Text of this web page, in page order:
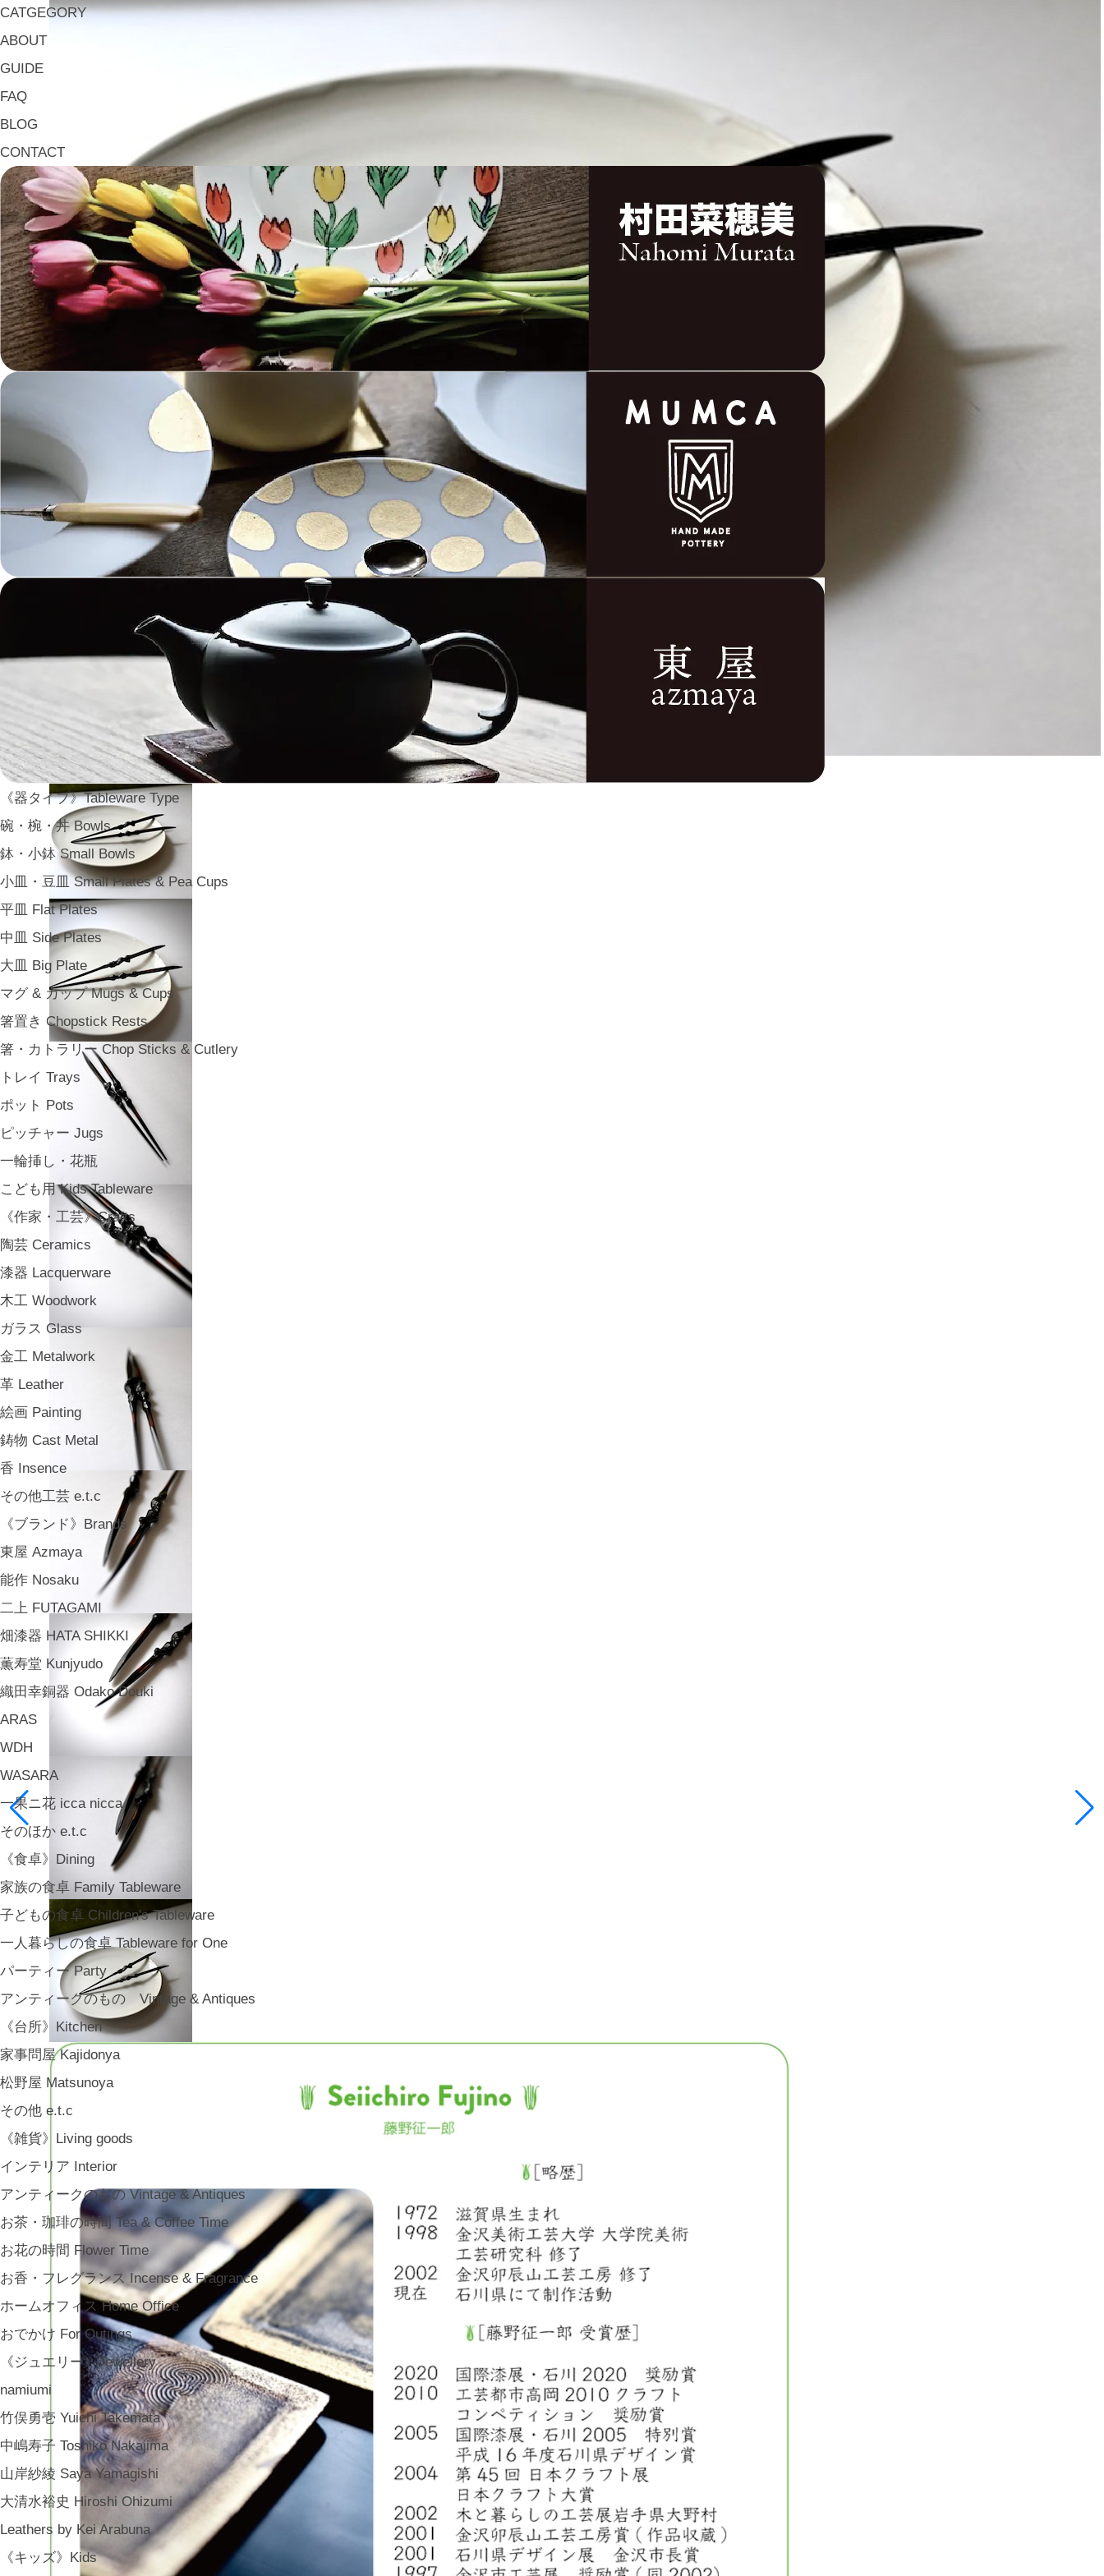
CATGEGORY
ABOUT
GUIDE
FAQ
BLOG
CONTACT
《器タイプ》Tableware Type
碗・椀・丼 Bowls
鉢・小鉢 Small Bowls
小皿・豆皿 Small Plates & Pea Cups
平皿 Flat Plates
中皿 Side Plates
大皿 Big Plate
マグ & カップ Mugs & Cups
箸置き Chopstick Rests
箸・カトラリー Chop Sticks & Cutlery
トレイ Trays
ポット Pots
ピッチャー Jugs
一輪挿し・花瓶
こども用 Kids Tableware
《作家・工芸》Crafts
陶芸 Ceramics
漆器 Lacquerware
木工 Woodwork
ガラス Glass
金工 Metalwork
革 Leather
絵画 Painting
鋳物 Cast Metal
香 Insence
その他工芸 e.t.c
《ブランド》Brands
東屋 Azmaya
能作 Nosaku
二上 FUTAGAMI
畑漆器 HATA SHIKKI
薫寿堂 Kunjyudo
織田幸銅器 Odako Douki
ARAS
WDH
WASARA
一果ニ花 icca nicca
そのほか e.t.c
《食卓》Dining
家族の食卓 Family Tableware
子どもの食卓 Children's Tableware
一人暮らしの食卓 Tableware for One
パーティー Party
アンティークのもの Vintage & Antiques
《台所》Kitchen
家事問屋 Kajidonya
松野屋 Matsunoya
その他 e.t.c
《雑貨》Living goods
インテリア Interior
アンティークのもの Vintage & Antiques
お茶・珈琲の時間 Tea & Coffee Time
お花の時間 Flower Time
お香・フレグランス Incense & Fragrance
ホームオフィス Home Office
おでかけ For Outings
《ジュエリー》Jewellery
namiumi
竹俣勇壱 Yuichi Takemata
中嶋寿子 Toshiko Nakajima
山岸紗綾 Saya Yamagishi
大清水裕史 Hiroshi Ohizumi
Leathers by Kei Arabuna
《キッズ》Kids